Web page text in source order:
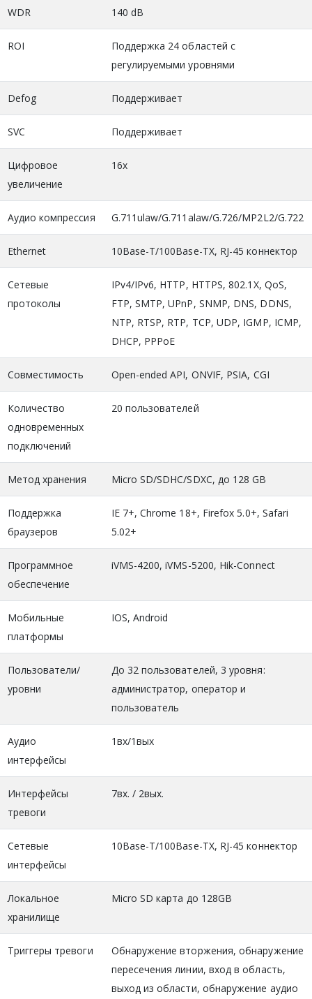
WDR 140 dB
ROI
Поддержка 24 областей с
регулируемыми уровнями
Defog Поддерживает
SVC Поддерживает
Цифровое
увеличение
16х
Аудио компрессия G.711ulaw/G.711alaw/G.726/MP2L2/G.722
Ethernet 10Base-T/100Base-TX, RJ-45 коннектор
Сетевые
протоколы
IPv4/IPv6, HTTP, HTTPS, 802.1X, QoS,
FTP, SMTP, UPnP, SNMP, DNS, DDNS,
NTP, RTSP, RTP, TCP, UDP, IGMP, ICMP,
DHCP, PPPoE
Совместимость Open-ended API, ONVIF, PSIA, CGI
Количество
одновременных
подключений
20 пользователей
Метод хранения Micro SD/SDHC/SDXC, до 128 GB
Поддержка
браузеров
IE 7+, Chrome 18+, Firefox 5.0+, Safari
5.02+
Программное
обеспечение
iVMS-4200, iVMS-5200, Hik-Connect
Мобильные
платформы
IOS, Android
Пользователи/
уровни
До 32 пользователей, 3 уровня:
администратор, оператор и
пользователь
Аудио
интерфейсы
1вх/1вых
Интерфейсы
тревоги
7вх. / 2вых.
Сетевые
интерфейсы
10Base-T/100Base-TX, RJ-45 коннектор
Локальное
хранилище
Micro SD карта до 128GB
Триггеры тревоги
Обнаружение вторжения, обнаружение
пересечения линии, вход в область,
выход из области, обнаружение аудио